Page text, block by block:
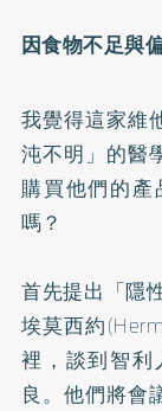
因食物不足與
我覺得這家維
沌不明」的醫
購買他們的
嗎？
首先提出「隱
埃莫西約
裡，談到智
良。他們將會